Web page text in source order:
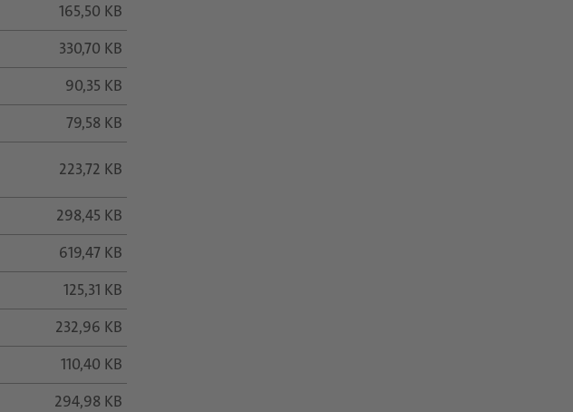
165,50 KB
330,70 KB
90,35 KB
79,58 KB
223,72 KB
298,45 KB
619,47 KB
125,31 KB
232,96 KB
110,40 KB
294,98 KB